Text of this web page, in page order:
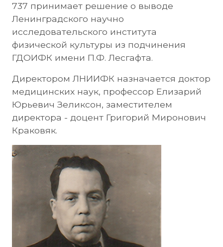
737 принимает решение о выводе
Ленинградского научно
исследовательского института
физической культуры из подчинения
ГДОИФК имени П.Ф. Лесгафта.
Директором ЛНИИФК назначается доктор
медицинских наук, профессор Елизарий
Юрьевич Зеликсон, заместителем
директора - доцент Григорий Миронович
Краковяк.